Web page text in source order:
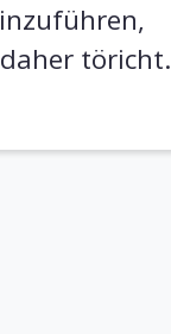
töricht.